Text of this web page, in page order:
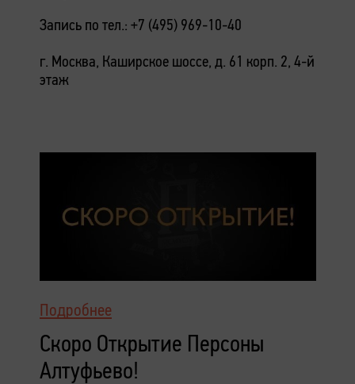
Запись по тел.: +7 (495) 969-10-40
г. Москва, Каширское шоссе, д. 61 корп. 2, 4-й
этаж
Подробнее
Скоро Открытие Персоны
Алтуфьево!